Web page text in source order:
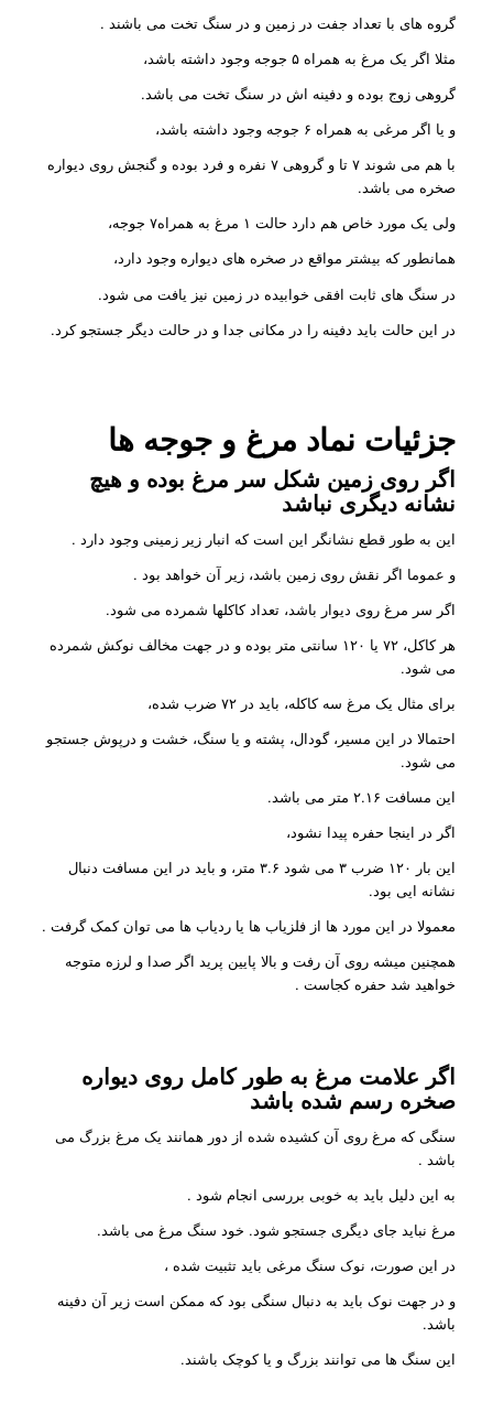
گروه های با تعداد جفت در زمین و در سنگ تخت می باشند .
مثلا اگر یک مرغ به همراه ۵ جوجه وجود داشته باشد،
گروهی زوج بوده و دفینه اش در سنگ تخت می باشد.
و یا اگر مرغی به همراه ۶ جوجه وجود داشته باشد،
با هم می شوند ۷ تا و گروهی ۷ نفره و فرد بوده و گنجش روی دیواره
صخره می باشد.
ولی یک مورد خاص هم دارد حالت ۱ مرغ به همراه۷ جوجه،
همانطور که بیشتر مواقع در صخره های دیواره وجود دارد،
در سنگ های ثابت افقی خوابیده در زمین نیز یافت می شود.
در این حالت باید دفینه را در مکانی جدا و در حالت دیگر جستجو کرد.
جزئیات نماد مرغ و جوجه ها
اگر روی زمین شکل سر مرغ بوده و هیچ
نشانه دیگری نباشد
این به طور قطع نشانگر این است که انبار زیر زمینی وجود دارد .
و عموما اگر نقش روی زمین باشد، زیر آن خواهد بود .
اگر سر مرغ روی دیوار باشد، تعداد کاکلها شمرده می شود.
هر کاکل، ۷۲ یا ۱۲۰ سانتی متر بوده و در جهت مخالف نوکش شمرده
می شود.
برای مثال یک مرغ سه کاکله، باید در ۷۲ ضرب شده،
احتمالا در این مسیر، گودال، پشته و یا سنگ، خشت و درپوش جستجو
می شود.
این مسافت ۲.۱۶ متر می باشد.
اگر در اینجا حفره پیدا نشود،
این بار ۱۲۰ ضرب ۳ می شود ۳.۶ متر، و باید در این مسافت دنبال
نشانه ایی بود.
معمولا در این مورد ها از فلزیاب ها یا ردیاب ها می توان کمک گرفت .
همچنین میشه روی آن رفت و بالا پایین پرید اگر صدا و لرزه متوجه
خواهید شد حفره کجاست .
اگر علامت مرغ به طور کامل روی دیواره
صخره رسم شده باشد
سنگی که مرغ روی آن کشیده شده از دور همانند یک مرغ بزرگ می
باشد .
به این دلیل باید به خوبی بررسی انجام شود .
مرغ نباید جای دیگری جستجو شود. خود سنگ مرغ می باشد.
در این صورت، نوک سنگ مرغی باید تثبیت شده ،
و در جهت نوک باید به دنبال سنگی بود که ممکن است زیر آن دفینه
باشد.
این سنگ ها می توانند بزرگ و یا کوچک باشند.